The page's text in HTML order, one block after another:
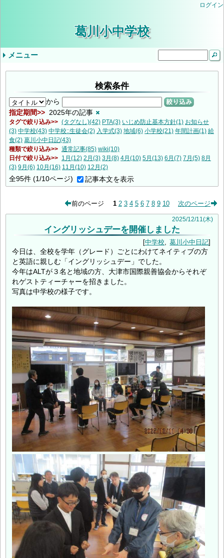
ログイン
葛川小中学校
メニュー
ドロップダウンメニュー
いじめ防止基本方針（中学校）
令和8年度年間行事予定
気象警報発表時/災害発生時の臨時休業等の判
断基準
9月5日（金）の授業について
令和6年度学校評価
令和7年度学校評価
入学を希望されるみなさま
学校公開の実施について（ご案内）
最近の記事
第２回学校公開日（R9入学希望者向）
小学３・４年やまのこ学習・中学1年ふるさと
体験学習
タグ
生徒会 (5)
いじめ防止基本方針 (1)検索条件
から 絞り込み
指定期間 2025年の記事
タグで絞り込み (タグなし)(42) PTA(3) いじめ防止基本方針(1) お知らせ
(3) 中学校(43) 中学校::生徒会(2) 入学式(3) 地域(6) 小学校(21) 年間計画(1) 給
食(2) 葛川小中日記(43)
種類で絞り込み
通常記事(85) wiki(10)
日付で絞り込み
1月(12) 2月(3) 3月(8) 4月(10) 5月(13) 6月(7) 7月(5) 8月
(3) 9月(6) 10月(16) 11月(10) 12月(2)
全95件 (1/10ページ) 記事本文を表示
前のページ 1 2 3 4 5 6 7 8 9 10 次のページ
2025/12/11 (木)
イングリッシュデーを開催しました
中学校 葛川小中日記
今日は、全校を学年（グレード）ごとにわけてネイティブの方
と英語に親しむ「イングリッシュデー」でした。
今年はALTが３名と地域の方、大津市国際親善協会からそれぞ
れゲストティーチャーを招きました。
写真は中学校の様子です。